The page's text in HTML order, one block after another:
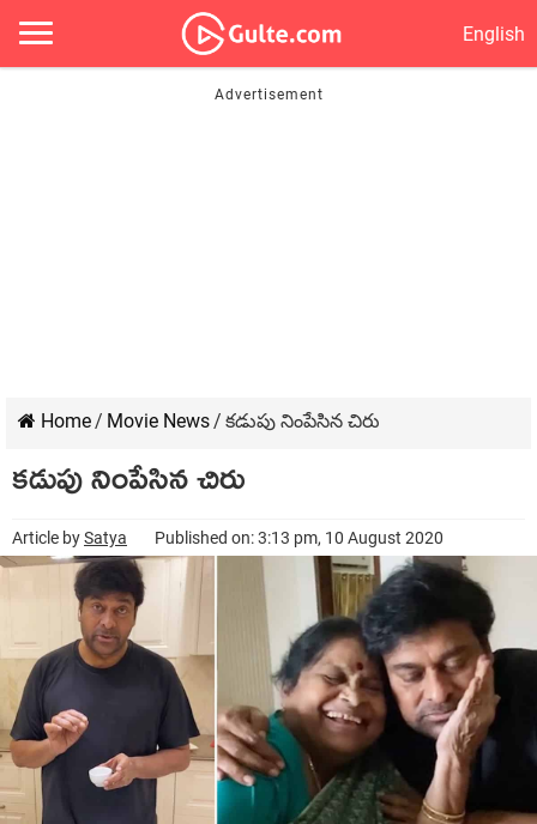
English
Home/ Movie News/ కడుపు నింపేసిన చిరు
కడుపు నింపేసిన చిరు
Article bySatya Published on: 3:13 pm, 10 August 2020